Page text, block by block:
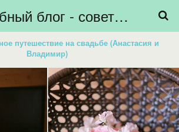
Свадебный блог - советы невестам, подготовка к свадьбе - HiBride
путешествие на свадьбе (Анастасия и
Владимир)